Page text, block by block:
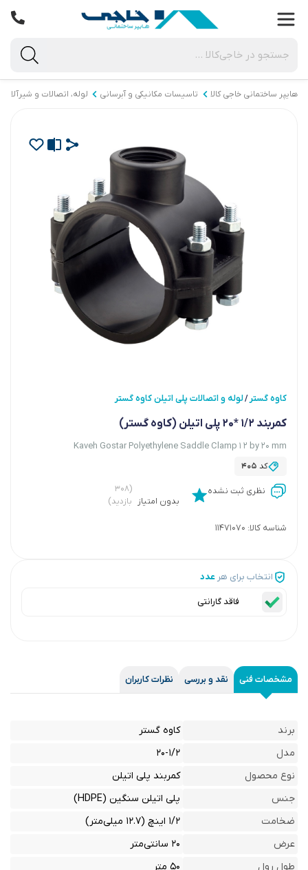
هایپر ساختمانی خاجی‌ کالا تاسیسات مکانیکی و آبرسانی لوله، اتصالات و شیرآلات
کاوه گستر /لوله و اتصالات پلی اتیلن کاوه گستر
کمربند 1/2 *20 پلی اتیلن (کاوه گستر)
Kaveh Gostar Polyethylene Saddle Clamp 1 2 by 20 mm
کد 405
نظری ثبت نشده
بدون امتیاز
(۳۰۸
بازدید)
شناسه کالا: 11471070
انتخاب برای هر عدد
فاقد گارانتی
مشخصات فنی نقد و بررسی نظرات کاربران
برند
کاوه گستر
مدل
۲۰-۱/۲
نوع محصول
کمربند پلی اتیلن
جنس
پلی اتیلن سنگین (HDPE)
ضخامت
۱/۲ اینچ (۱۲.۷ میلی‌متر)
عرض
۲۰ سانتی‌متر
طول رول
۵۰ متر